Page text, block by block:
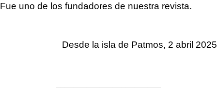
Fue uno de los fundadores de nuestra revista.
Desde la isla de Patmos, 2 abril 2025